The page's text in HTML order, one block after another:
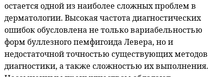
остается одной из наиболее сложных проблем в
дерматологии. Высокая частота диагностических
ошибок обусловлена не только вариабельностью
форм буллезного пемфигоида Левера, но и
недостаточной точностью существующих методов
диагностики, а также сложностью их выполнения.